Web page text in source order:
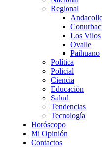
Regional
Los Vilos
Ovalle
Paihuano
Política
Policial
Ciencia
Educación
Salud
Tendencias
Tecnología
Horóscopo
Mi Opinión
Contactos